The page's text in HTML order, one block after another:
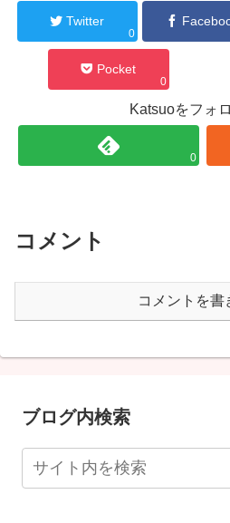
Twitter
0
Pocket
0
Katsuoをフォ
0
コメント
コメントを書
ブログ内検索